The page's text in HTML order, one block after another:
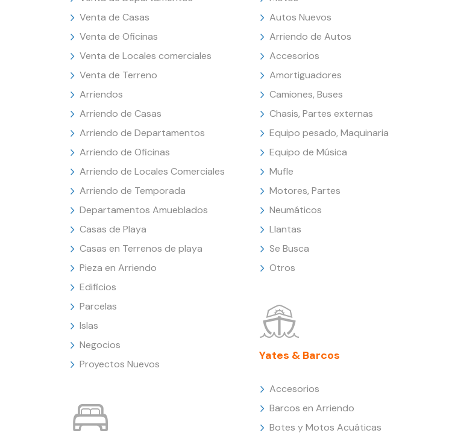
Venta de Casas
Venta de Oficinas
Venta de Locales comerciales
Venta de Terreno
Arriendos
Arriendo de Casas
Arriendo de Departamentos
Arriendo de Oficinas
Arriendo de Locales Comerciales
Arriendo de Temporada
Departamentos Amueblados
Casas de Playa
Casas en Terrenos de playa
Pieza en Arriendo
Edificios
Parcelas
Islas
Negocios
Proyectos Nuevos
Autos Nuevos
Arriendo de Autos
Accesorios
Amortiguadores
Camiones, Buses
Chasis, Partes externas
Equipo pesado, Maquinaria
Equipo de Música
Mufle
Motores, Partes
Neumáticos
Llantas
Se Busca
Otros
Yates & Barcos
Accesorios
Barcos en Arriendo
Botes y Motos Acuáticas